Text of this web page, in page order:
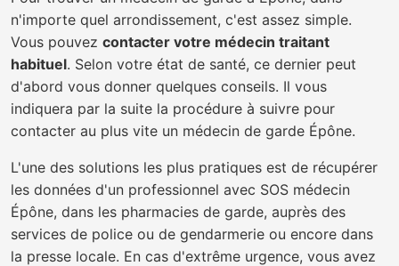
n'importe quel arrondissement, c'est assez simple.
Vous pouvez contacter votre médecin traitant
habituel. Selon votre état de santé, ce dernier peut
d'abord vous donner quelques conseils. Il vous
indiquera par la suite la procédure à suivre pour
contacter au plus vite un médecin de garde Épône.
L'une des solutions les plus pratiques est de récupérer
les données d'un professionnel avec SOS médecin
Épône, dans les pharmacies de garde, auprès des
services de police ou de gendarmerie ou encore dans
la presse locale. En cas d'extrême urgence, vous avez